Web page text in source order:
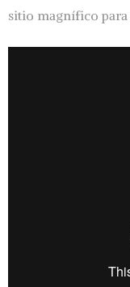
sitio magnífico para